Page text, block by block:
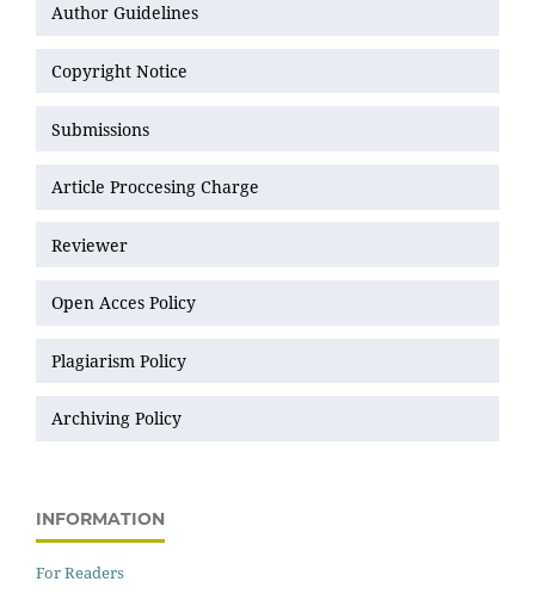
Author Guidelines
Copyright Notice
Submissions
Article Proccesing Charge
Reviewer
Open Acces Policy
Plagiarism Policy
Archiving Policy
INFORMATION
For Readers